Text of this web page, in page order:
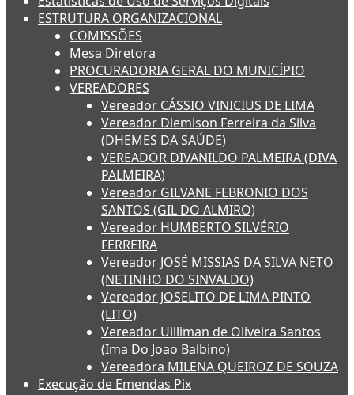
ESTRUTURA ORGANIZACIONAL
COMISSÕES
Mesa Diretora
PROCURADORIA GERAL DO MUNICÍPIO
VEREADORES
Vereador CÁSSIO VINICIUS DE LIMA
Vereador Diemison Ferreira da Silva
(DHEMES DA SAÚDE)
VEREADOR DIVANILDO PALMEIRA (DIVA
PALMEIRA)
Vereador GILVANE FEBRONIO DOS
SANTOS (GIL DO ALMIRO)
Vereador HUMBERTO SILVÉRIO
FERREIRA
Vereador JOSÉ MISSIAS DA SILVA NETO
(NETINHO DO SINVALDO)
Vereador JOSELITO DE LIMA PINTO
(LITO)
Vereador Uilliman de Oliveira Santos
(Ima Do Joao Balbino)
Vereadora MILENA QUEIROZ DE SOUZA
Execução de Emendas Pix